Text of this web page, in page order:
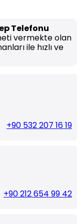
Telefonu
vermekte olan
ile hızlı ve
+90 532 207 16 19
+90 212 654 99 42